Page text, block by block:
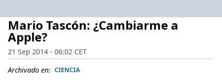
Mario Tascón: ¿Cambiarme a
Apple?
21 Sep 2014 - 06:02 CET
Archivado en: CIENCIA